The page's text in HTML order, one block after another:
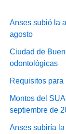
Anses subió la
agosto
Ciudad de
odontológicas
Requisitos
Montos del
septiembre de
Anses subiría